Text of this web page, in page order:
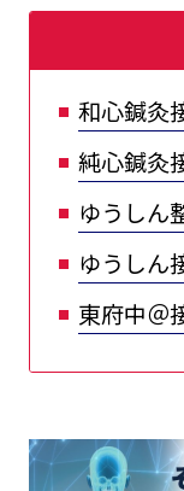
和心鍼灸
純心鍼灸
ゆうしん
ゆうしん
東府中＠